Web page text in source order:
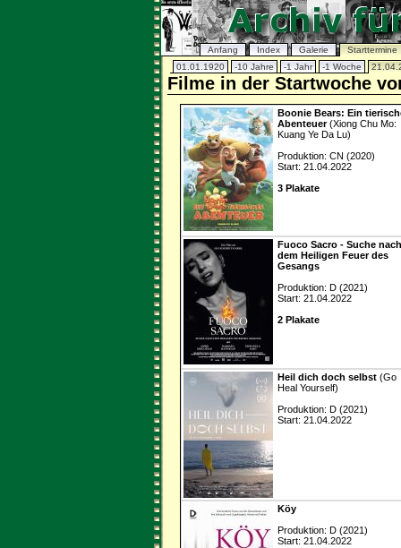
Anfang Index Galerie
Starttermine
01.01.1920
-10 Jahre -1 Jahr -1 Woche
Filme in der Startwoche
Boonie Bears: Ein
Abenteuer(Xiong Chu Mo:
Kuang Ye Da Lu)
Produktion: CN (2020)
Start: 21.04.2022
3 Plakate
Fuoco Sacro - Suche nach
dem Heiligen Feuer des
Gesangs
Produktion: D (2021)
Start: 21.04.2022
2 Plakate
Heil dich doch selbst (Go
Heal Yourself)
Produktion: D (2021)
Start: 21.04.2022
Köy
Produktion: D (2021)
Start: 21.04.2022